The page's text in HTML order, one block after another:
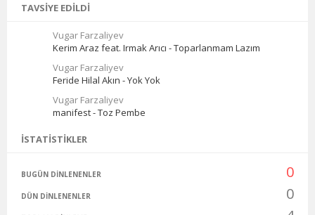
TAVSIYE EDILDI
Vugar Farzaliyev
Kerim Araz feat. Irmak Arıcı - Toparlanmam Lazım
Vugar Farzaliyev
Feride Hilal Akın - Yok Yok
Vugar Farzaliyev
manifest - Toz Pembe
İSTATISTIKLER
BUGÜN DINLENENLER 0
DÜN DINLENENLER 0